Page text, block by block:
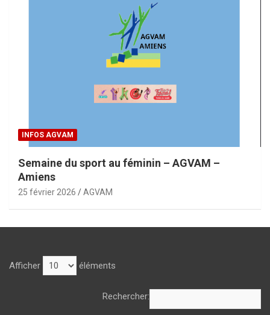
INFOS AGVAM
Semaine du sport au féminin – AGVAM –
Amiens
25 février 2026 AGVAM
Afficher éléments
Rechercher: